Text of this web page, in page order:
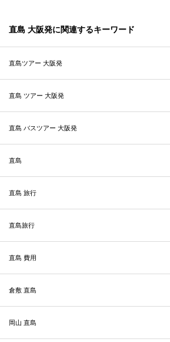
直島 大阪発に関連するキーワード
直島ツアー 大阪発
直島 ツアー 大阪発
直島 バスツアー 大阪発
直島
直島 旅行
直島旅行
直島 費用
倉敷 直島
岡山 直島